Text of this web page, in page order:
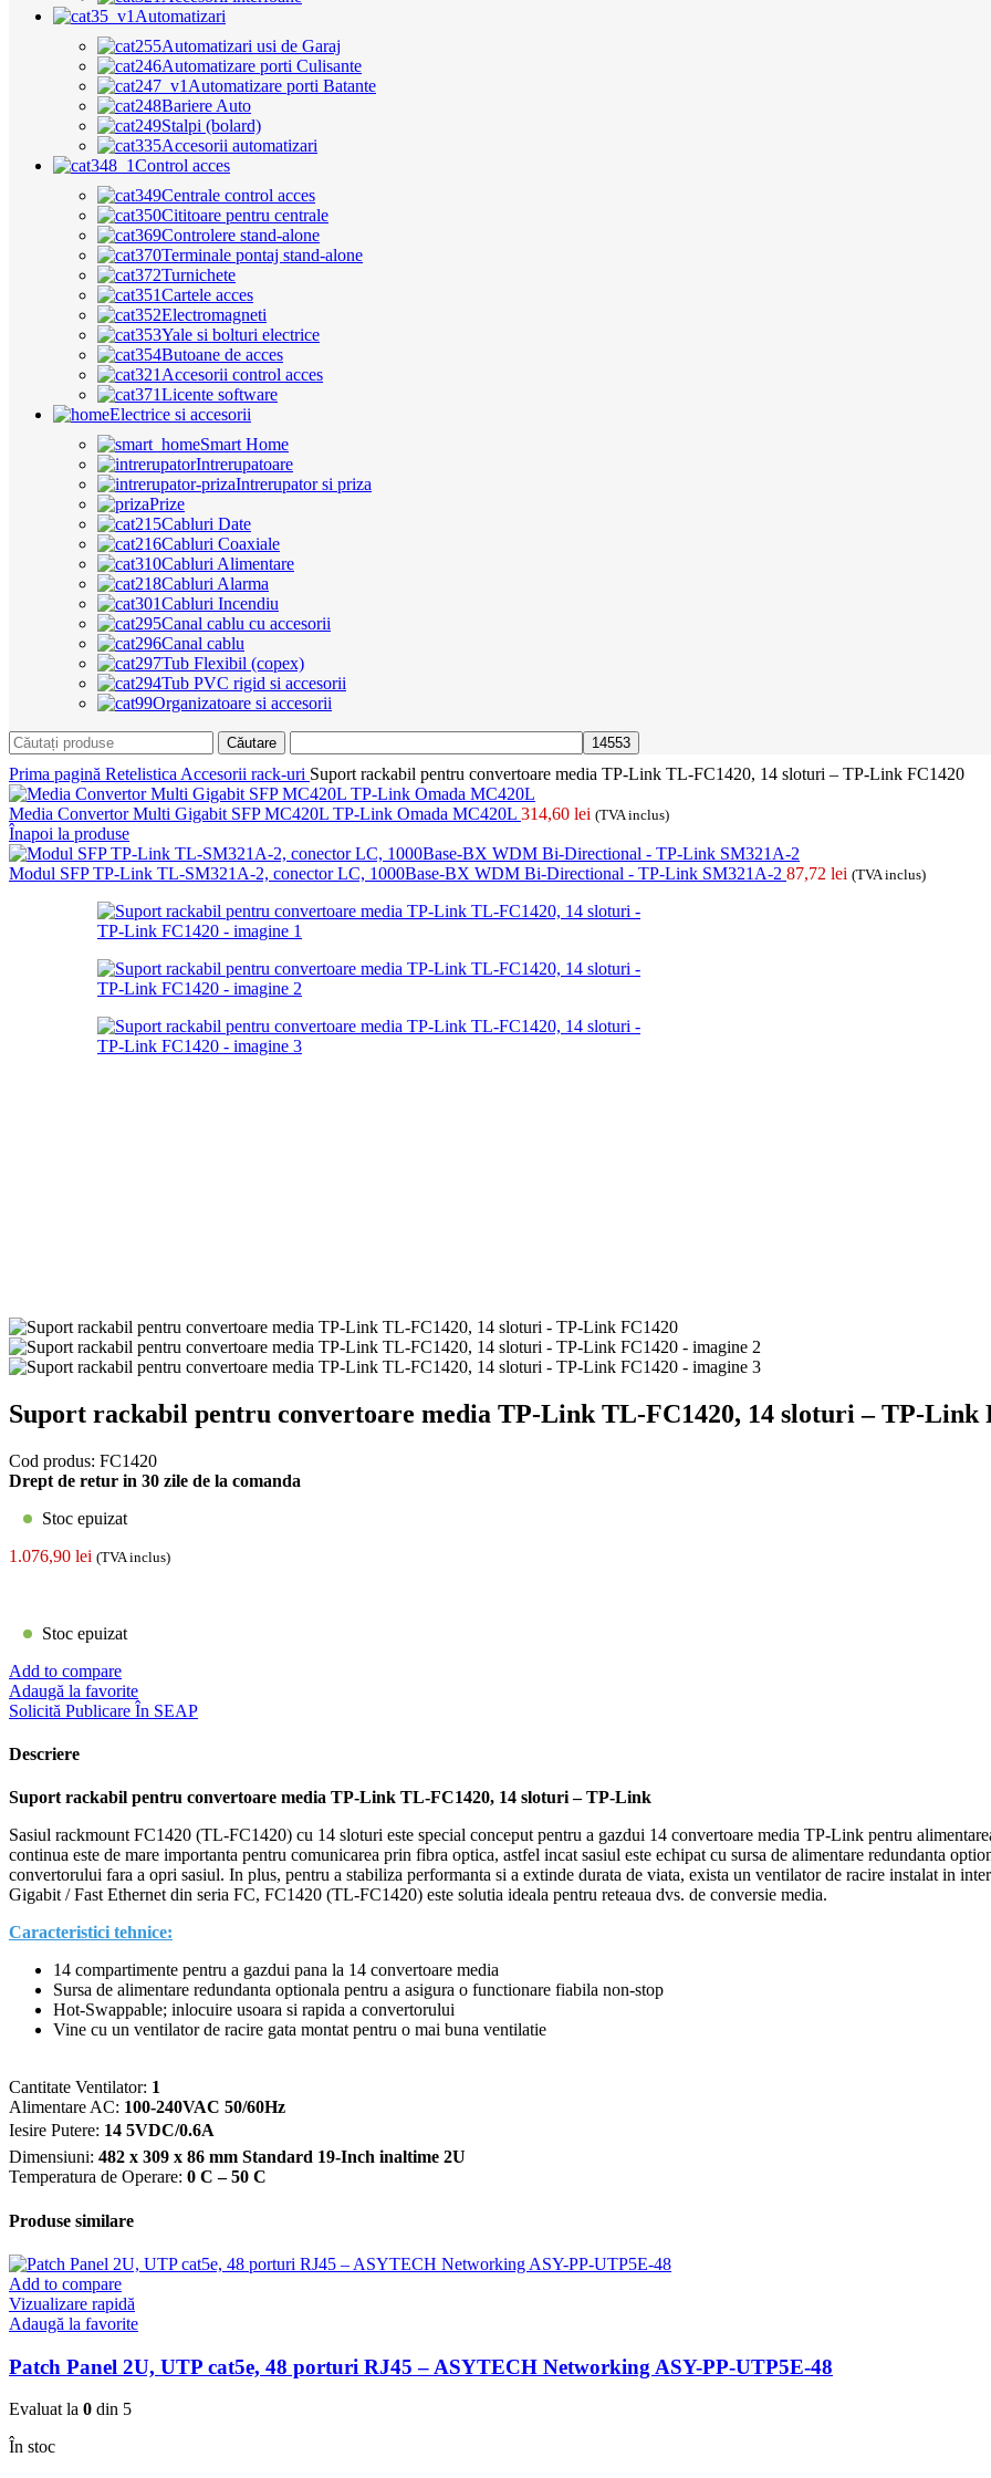
Automatizari
Automatizari usi de Garaj
Automatizare porti Culisante
Automatizare porti Batante
Bariere Auto
Stalpi (bolard)
Accesorii automatizari
Control acces
Centrale control acces
Cititoare pentru centrale
Controlere stand-alone
Terminale pontaj stand-alone
Turnichete
Cartele acces
Electromagneti
Yale si bolturi electrice
Butoane de acces
Accesorii control acces
Licente software
Electrice si accesorii
Smart Home
Intrerupatoare
Intrerupator si priza
Prize
Cabluri Date
Cabluri Coaxiale
Cabluri Alimentare
Cabluri Alarma
Cabluri Incendiu
Canal cablu cu accesorii
Canal cablu
Tub Flexibil (copex)
Tub PVC rigid si accesorii
Organizatoare si accesorii
Căutare
Prima pagină Retelistica Accesorii rack-uri Suport rackabil pentru convertoare media TP-Link TL-FC1420, 14 sloturi – TP-Link FC1420
Media Convertor Multi Gigabit SFP MC420L TP-Link Omada MC420L 314,60 lei (TVA inclus)
Înapoi la produse
Modul SFP TP-Link TL-SM321A-2, conector LC, 1000Base-BX WDM Bi-Directional - TP-Link SM321A-2 87,72 lei (TVA inclus)
Suport rackabil pentru convertoare media TP-Link TL-FC1420, 14 sloturi – TP-Link
Cod produs: FC1420
Drept de retur in 30 zile de la comanda
Stoc epuizat
1.076,90 lei (TVA inclus)
Stoc epuizat
Add to compare
Adaugă la favorite
Solicită Publicare În SEAP
Descriere
Suport rackabil pentru convertoare media TP-Link TL-FC1420, 14 sloturi – TP-Link
Sasiul rackmount FC1420 (TL-FC1420) cu 14 sloturi este special conceput pentru a gazdui 14 convertoare media TP-Link pentru
continua este de mare importanta pentru comunicarea prin fibra optica, astfel incat sasiul este echipat cu sursa de alimentare redundanta
convertorului fara a opri sasiul. In plus, pentru a stabiliza performanta si a extinde durata de viata, exista un ventilator de racire instalat in
Gigabit / Fast Ethernet din seria FC, FC1420 (TL-FC1420) este solutia ideala pentru reteaua dvs. de conversie media.
Caracteristici tehnice:
14 compartimente pentru a gazdui pana la 14 convertoare media
Sursa de alimentare redundanta optionala pentru a asigura o functionare fiabila non-stop
Hot-Swappable; inlocuire usoara si rapida a convertorului
Vine cu un ventilator de racire gata montat pentru o mai buna ventilatie
Cantitate Ventilator: 1
Alimentare AC: 100-240VAC 50/60Hz
Iesire Putere: 14 5VDC/0.6A
Dimensiuni: 482 x 309 x 86 mm Standard 19-Inch inaltime 2U
Temperatura de Operare: 0 C – 50 C
Produse similare
Add to compare
Vizualizare rapidă
Adaugă la favorite
Patch Panel 2U, UTP cat5e, 48 porturi RJ45 – ASYTECH Networking ASY-PP-UTP5E-48
Evaluat la 0 din 5
În stoc